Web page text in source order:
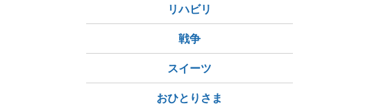
リハビリ
戦争
スイーツ
おひとりさま